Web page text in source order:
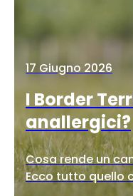
17 Giugno 2026
I Border
anallergici?
Cosa rende un
Ecco tutto quello